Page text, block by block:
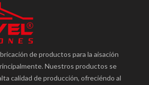
de productos para la aisación
Nuestros productos se
calidad de producción, ofreciéndo al